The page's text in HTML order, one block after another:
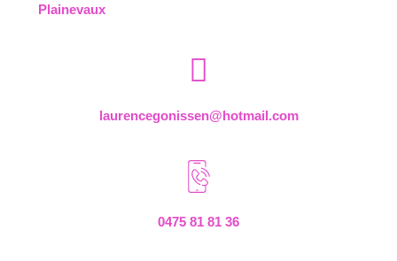
Plainevaux
laurencegonissen@hotmail.com
0475 81 81 36